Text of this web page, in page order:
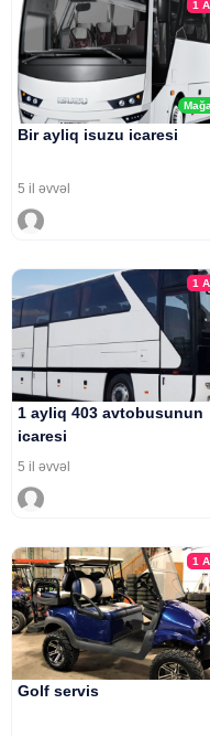
1
Bir ayliq isuzu icaresi
5 il əvvəl
1
1 ayliq 403 avtobusunun
icaresi
5 il əvvəl
1
Golf servis